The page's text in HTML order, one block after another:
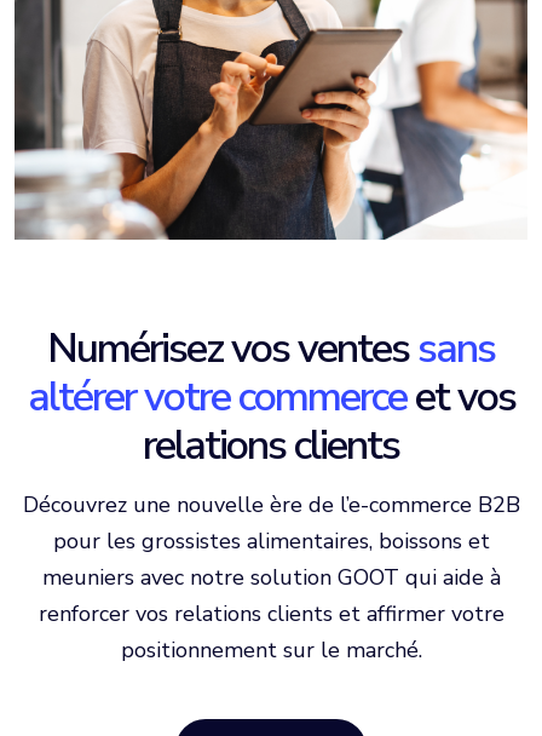
Numérisez vos ventessans
altérer votre commerceet vos
relations clients
Découvrez une nouvelle ère de l’e-commerce B2B
pour les grossistes alimentaires, boissons et
meuniers avec notre solution GOOT qui aide à
renforcer vos relations clients et affirmer votre
positionnement sur le marché.